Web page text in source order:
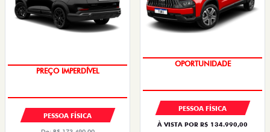
PREÇO IMPERDÍVEL
PESSOA FÍSICA
OPORTUNIDADE
PESSOA FÍSICA
À VISTA POR R$ 134.990,00